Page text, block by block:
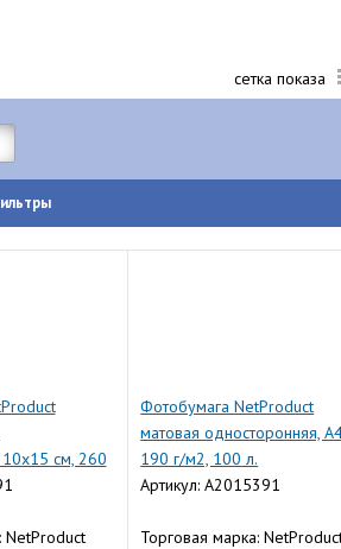
сетка показа
см, 260
NetProduct
Фотобумага NetProduct
матовая односторонняя,
190 г/м2, 100 л.
Артикул: A2015391
Торговая марка: